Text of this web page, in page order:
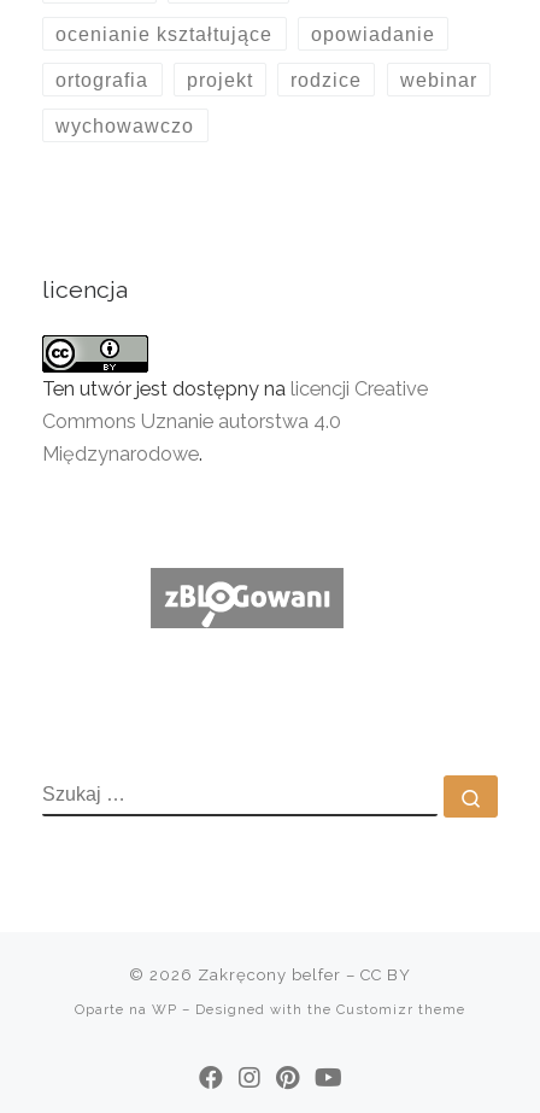
ocenianie kształtujące opowiadanie
ortografia projekt rodzice webinar
wychowawczo
licencja
Ten utwór jest dostępny na licencji Creative
Commons Uznanie autorstwa 4.0
Międzynarodowe.
SZUKAJ
© 2026 Zakręcony belfer – CC BY
Oparte na WP – Designed with the Customizr theme